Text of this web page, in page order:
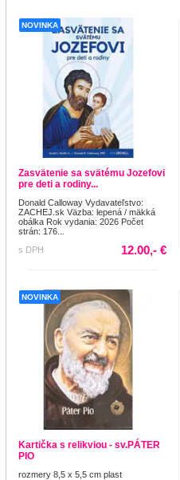
NOVINKA
Zasvätenie sa svätému Jozefovi
pre deti a rodiny...
Donald Calloway Vydavateľstvo:
ZACHEJ.sk Väzba: lepená / mäkká
obálka Rok vydania: 2026 Počet
strán: 176...
s DPH
12.00,- €
NOVINKA
Kartička s relikviou - sv.PÁTER
PIO
rozmery 8,5 x 5,5 cm plast